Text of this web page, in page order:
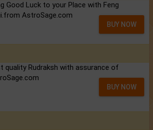
Good Luck to your Place with Feng
AstroSage.com
BUY NOW
quality Rudraksh with assurance of
BUY NOW